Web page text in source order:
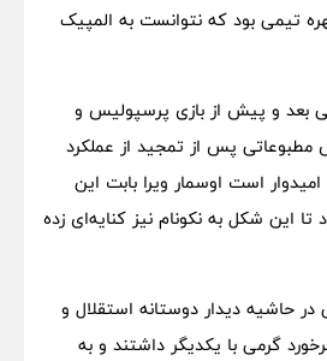
تیمی بود که نتوانست به المپیک
بعد و پیش از بازی پرسپولیس و
مطبوعاتی پس از تمجید از عملکرد
است اوسمار ویرا بابت این
این شکل به نکونام نیز کنایه‌ای زده
حاشیه دیدار دوستانه استقلال و
گرمی با یکدیگر داشتند و به